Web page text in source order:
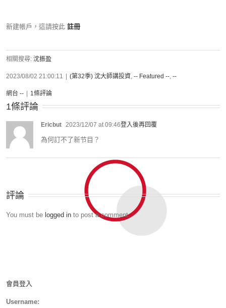
新建帳戶，這請按此 註冊
相關搜尋: 沈振盈
2023/08/02 21:00:11 (第32季) 沈大師講投資, -- Featured --, --
網台 -- 1條評論
1條評論
Ericbut 2023/12/07 at 09:46登入後再回覆
為何訂不了新节目？
評論
You must be logged in to post a comment.
會員登入
Username: